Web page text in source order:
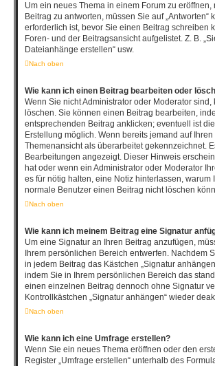
Um ein neues Thema in einem Forum zu
Beitrag zu antworten, müssen Sie auf
erforderlich ist, bevor Sie einen Beitrag schreiben
Foren- und der Beitragsansicht aufgelistet. Z. B.
Dateianhänge erstellen“ usw.
Nach oben
Wie kann ich einen Beitrag bearbeiten oder
Wenn Sie nicht Administrator oder Moderator
löschen. Sie können einen Beitrag bearbeiten,
entsprechenden Beitrag anklicken; eventuell ist
Erstellung möglich. Wenn bereits jemand auf
Themenansicht als überarbeitet gekennzeichnet.
Bearbeitungen angezeigt. Dieser Hinweis
hat oder wenn ein Administrator oder Moderator
es für nötig halten, eine Notiz hinterlassen,
normale Benutzer einen Beitrag nicht löschen
Nach oben
Wie kann ich meinem Beitrag eine Signatur
Um eine Signatur an Ihren Beitrag anzufügen,
Ihrem persönlichen Bereich entwerfen.
in jedem Beitrag das Kästchen „Signatur
indem Sie in Ihrem persönlichen Bereich das
einen einzelnen Beitrag dennoch ohne Signatur
Kontrollkästchen „Signatur anhängen“ wieder
Nach oben
Wie kann ich eine Umfrage erstellen?
Wenn Sie ein neues Thema eröffnen oder den
Register „Umfrage erstellen“ unterhalb des